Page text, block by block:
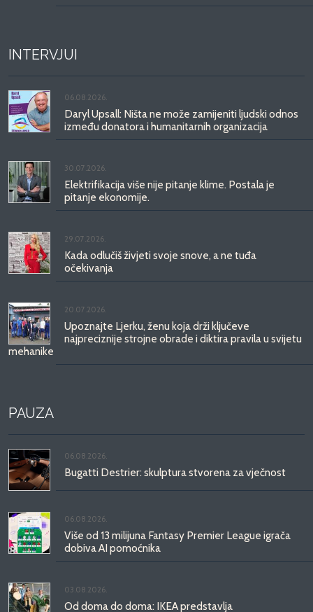
INTERVJUI
06.08.2026.
Daryl Upsall: Ništa ne može zamijeniti ljudski odnos
između donatora i humanitarnih organizacija
30.07.2026.
Elektrifikacija više nije pitanje klime. Postala je
pitanje ekonomije.
29.07.2026.
Kada odlučiš živjeti svoje snove, a ne tuđa
očekivanja
20.07.2026.
Upoznajte Ljerku, ženu koja drži ključeve
najpreciznije strojne obrade i diktira pravila u svijetu
mehanike
PAUZA
06.08.2026.
Bugatti Destrier: skulptura stvorena za vječnost
06.08.2026.
Više od 13 milijuna Fantasy Premier League igrača
dobiva AI pomoćnika
03.08.2026.
Od doma do doma: IKEA predstavlja